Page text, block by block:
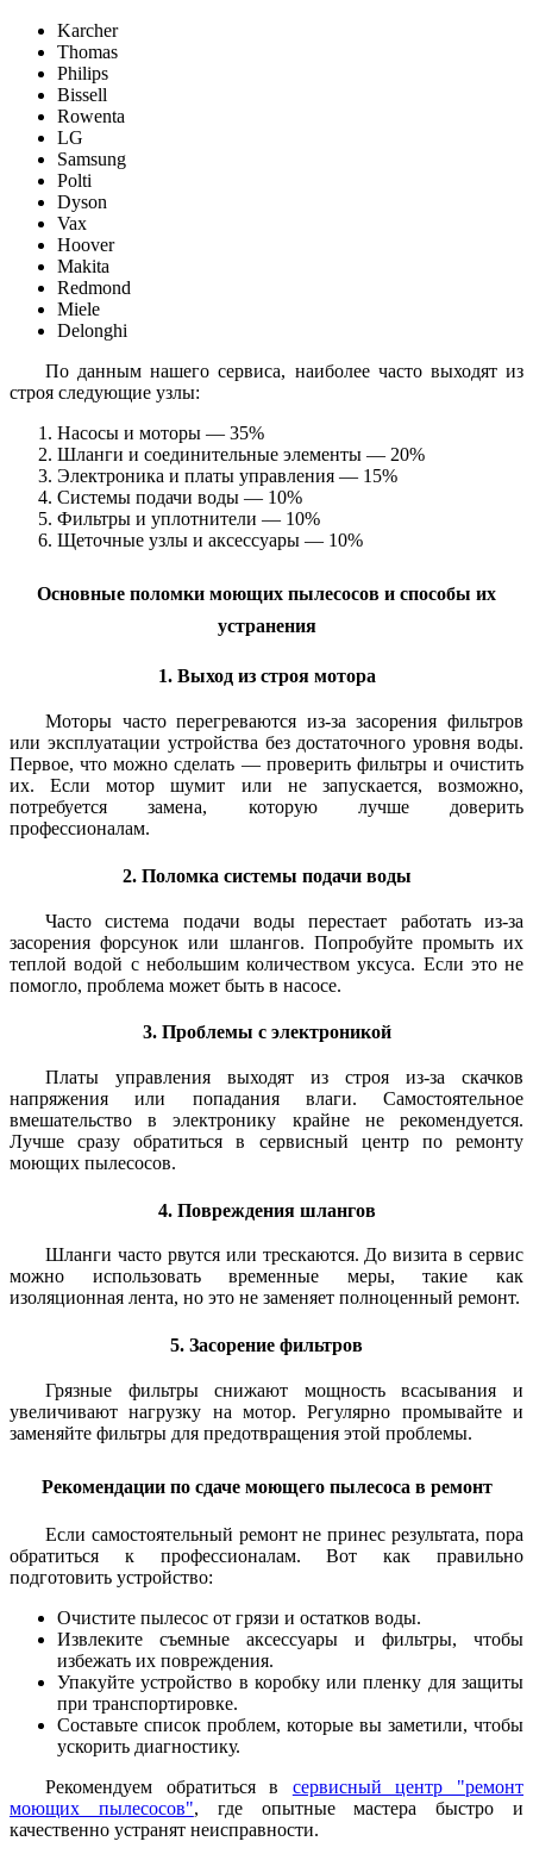
Karcher
Thomas
Philips
Bissell
Rowenta
LG
Samsung
Polti
Dyson
Vax
Hoover
Makita
Redmond
Miele
Delonghi
По данным нашего сервиса, наиболее часто выходят из
строя следующие узлы:
Насосы и моторы — 35%
Шланги и соединительные элементы — 20%
Электроника и платы управления — 15%
Системы подачи воды — 10%
Фильтры и уплотнители — 10%
Щеточные узлы и аксессуары — 10%
Основные поломки моющих пылесосов и способы их
устранения
1. Выход из строя мотора
Моторы часто перегреваются из-за засорения фильтров
или эксплуатации устройства без достаточного уровня воды.
Первое, что можно сделать — проверить фильтры и очистить
их. Если мотор шумит или не запускается, возможно,
потребуется замена, которую лучше доверить
профессионалам.
2. Поломка системы подачи воды
Часто система подачи воды перестает работать из-за
засорения форсунок или шлангов. Попробуйте промыть их
теплой водой с небольшим количеством уксуса. Если это не
помогло, проблема может быть в насосе.
3. Проблемы с электроникой
Платы управления выходят из строя из-за скачков
напряжения или попадания влаги. Самостоятельное
вмешательство в электронику крайне не рекомендуется.
Лучше сразу обратиться в сервисный центр по ремонту
моющих пылесосов.
4. Повреждения шлангов
Шланги часто рвутся или трескаются. До визита в сервис
можно использовать временные меры, такие как
изоляционная лента, но это не заменяет полноценный ремонт.
5. Засорение фильтров
Грязные фильтры снижают мощность всасывания и
увеличивают нагрузку на мотор. Регулярно промывайте и
заменяйте фильтры для предотвращения этой проблемы.
Рекомендации по сдаче моющего пылесоса в ремонт
Если самостоятельный ремонт не принес результата, пора
обратиться к профессионалам. Вот как правильно
подготовить устройство:
Очистите пылесос от грязи и остатков воды.
Извлеките съемные аксессуары и фильтры, чтобы
избежать их повреждения.
Упакуйте устройство в коробку или пленку для защиты
при транспортировке.
Составьте список проблем, которые вы заметили, чтобы
ускорить диагностику.
Рекомендуем обратиться в сервисный центр "ремонт
моющих пылесосов", где опытные мастера быстро и
качественно устранят неисправности.